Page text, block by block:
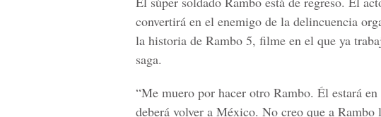
convertirá en el enemigo de la delincuencia
la historia de Rambo 5, filme en el que ya
saga.
“Me muero por hacer otro Rambo. Él estará
deberá volver a México. No creo que a Rambo